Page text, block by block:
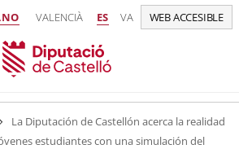
VALENCIÀ ES VA WEB ACCESIBLE
La Diputación de Castellón acerca la realidad
estudiantes con una simulación del